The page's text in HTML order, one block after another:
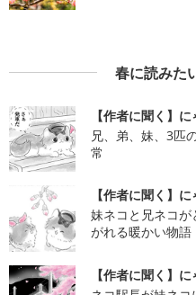
春に読みた
【作者に聞く】
兄、弟、妹、3匹
常
【作者に聞く】
妹ネコと兄ネコ
がれる暖かい物語
【作者に聞く】